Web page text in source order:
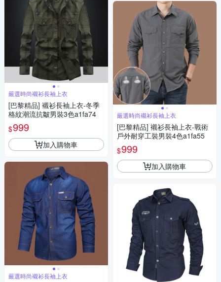
嚴選時尚襯衫長袖上衣
[巴黎精品] 襯衫長袖上衣-冬季
格紋潮流抗皺男裝3色a1fa74
$999
加入購物車
嚴選時尚襯衫長袖上衣
嚴選時尚襯衫長袖上衣
[巴黎精品] 襯衫長袖上衣-戰術
戶外耐穿工裝男裝4色a1fa55
$999
加入購物車